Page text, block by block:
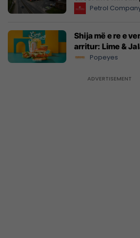
Petrol
Shija më e re e
arritur: Lime &
Popeyes